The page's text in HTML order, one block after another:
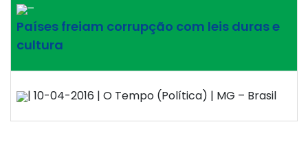
–
Países freiam corrupção com leis duras e
cultura
| 10-04-2016 | O Tempo (Política) | MG – Brasil